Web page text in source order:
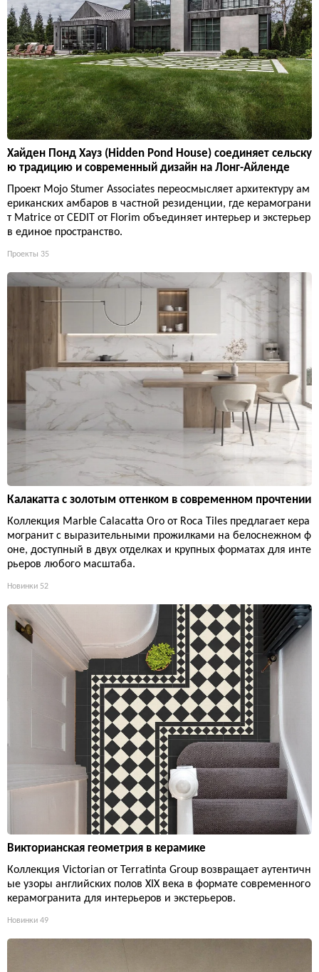
Хайден Понд Хауз (Hidden Pond House) соединяет сельску
ю традицию и современный дизайн на Лонг-Айленде
Проект Mojo Stumer Associates переосмысляет архитектуру ам
ериканских амбаров в частной резиденции, где керамограни
т Matrice от CEDIT от Florim объединяет интерьер и экстерьер
в единое пространство.
Проекты 35
Калакатта с золотым оттенком в современном прочтении
Коллекция Marble Calacatta Oro от Roca Tiles предлагает кера
могранит с выразительными прожилками на белоснежном ф
оне, доступный в двух отделках и крупных форматах для инте
рьеров любого масштаба.
Новинки 52
Викторианская геометрия в керамике
Коллекция Victorian от Terratinta Group возвращает аутентичн
ые узоры английских полов XIX века в формате современного
керамогранита для интерьеров и экстерьеров.
Новинки 49